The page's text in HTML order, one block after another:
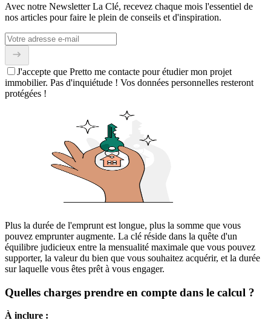
Avec notre Newsletter La Clé, recevez chaque mois l'essentiel de
nos articles pour faire le plein de conseils et d'inspiration.
J'accepte que Pretto me contacte pour étudier mon projet
immobilier. Pas d'inquiétude ! Vos données personnelles resteront
protégées !
Plus la durée de l'emprunt est longue, plus la somme que vous
pouvez emprunter augmente. La clé réside dans la quête d'un
équilibre judicieux entre la mensualité maximale que vous pouvez
supporter, la valeur du bien que vous souhaitez acquérir, et la durée
sur laquelle vous êtes prêt à vous engager.
Quelles charges prendre en compte dans le calcul ?
À inclure :